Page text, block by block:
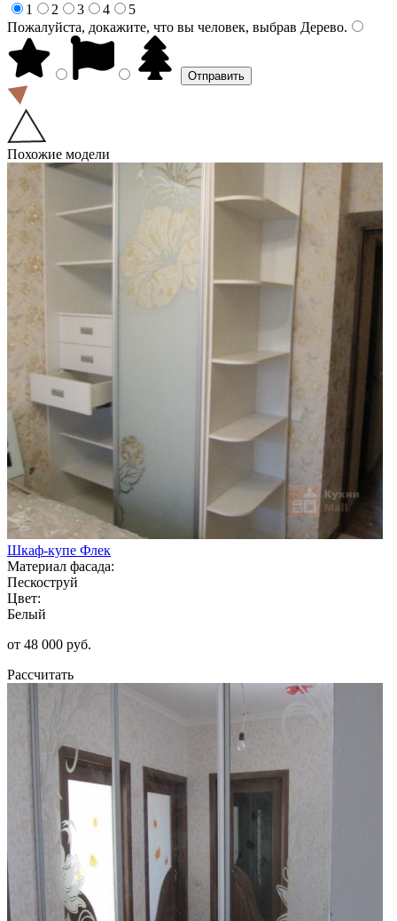
1
2 3 4
5
Пожалуйста, докажите, что вы человек, выбрав Дерево.
Похожие модели
Шкаф-купе Флек
Материал фасада:
Пескоструй
Цвет:
Белый
от 48 000 руб.
Рассчитать